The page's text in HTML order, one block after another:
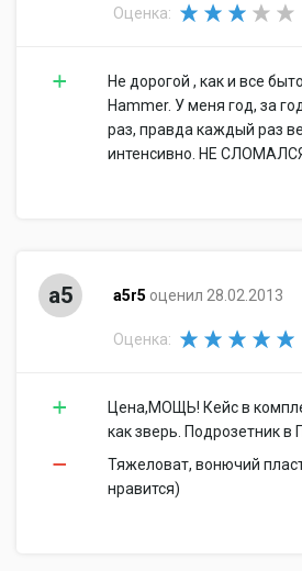
Оценка:
Не дорогой , как и все
Hammer. У меня год, за
раз, правда каждый раз
интенсивно. НЕ СЛОМАЛСЯ
a5 a5r5 оценил 28.02.2013
Оценка:
Цена,МОЩЬ! Кейс в
как зверь. Подрозетник в
Тяжеловат, вонючий
нравится)